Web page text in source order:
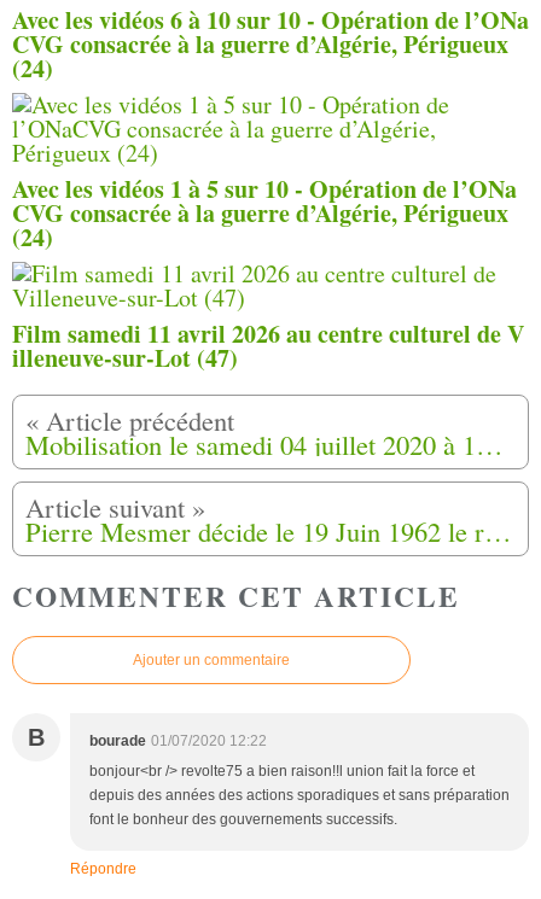
Avec les vidéos 6 à 10 sur 10 - Opération de l’ONa
CVG consacrée à la guerre d’Algérie, Périgueux
(24)
Avec les vidéos 1 à 5 sur 10 - Opération de l’ONa
CVG consacrée à la guerre d’Algérie, Périgueux
(24)
Film samedi 11 avril 2026 au centre culturel de V
illeneuve-sur-Lot (47)
Mobilisation le samedi 04 juillet 2020 à 10H00 au camp Joffre à Rivesaltes, lieu de mémoire. HARKIS ... LA FAUTE ?
Pierre Mesmer décide le 19 Juin 1962 le repli de milliers de supplétifs algériens et membres de leurs familles dans le camp de Bourg-Lastic (63)
COMMENTER CET ARTICLE
Ajouter un commentaire
B bourade 01/07/2020 12:22
bonjour<br /> revolte75 a bien raison!!l union fait la force et
depuis des années des actions sporadiques et sans préparation
font le bonheur des gouvernements successifs.
Répondre